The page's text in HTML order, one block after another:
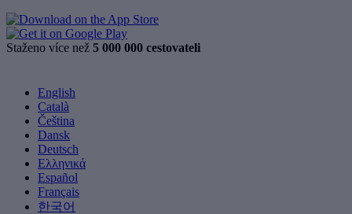
Staženo více než 5 000 000 cestovateli
English
Català
Čeština
Dansk
Deutsch
Ελληνικά
Español
Français
한국어